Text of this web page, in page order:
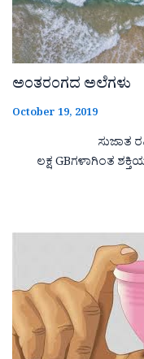
ಅಂತರಂಗದ ಅಲೆಗಳು
October 19, 2019
ಸುಜಾತ ರವೀಶ್
ಲಕ್ಷ GBಗಳಾಗಿಂತ